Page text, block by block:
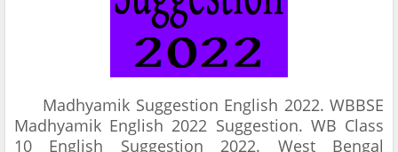
Madhyamik Suggestion English 2022. WBBSE
Madhyamik English 2022 Suggestion. WB Class
10 English Suggestion 2022. West Bengal